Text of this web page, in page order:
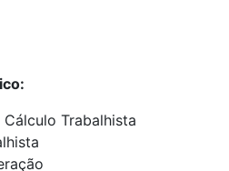
Trabalhista